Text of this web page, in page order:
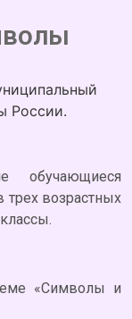
России.
обучающиеся
трех возрастных
«Символы и